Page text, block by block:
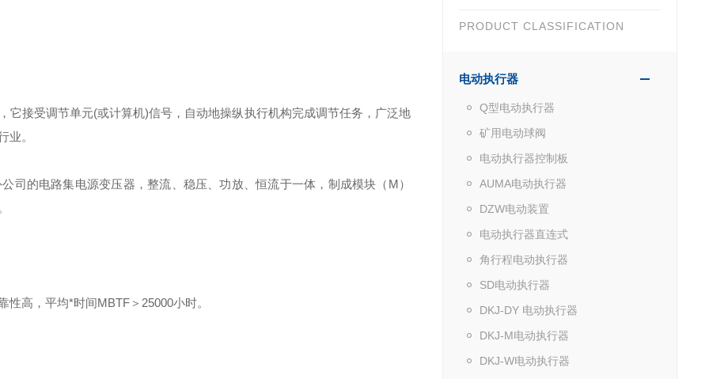
PRODUCT CLASSIFICATION
电动执行器
Q型电动执行器
矿用电动球阀
电动执行器控制板
AUMA电动执行器
DZW电动装置
电动执行器直连式
角行程电动执行器
SD电动执行器
DKJ-DY 电动执行器
DKJ-M电动执行器
DKJ-W电动执行器
它接受调节单元(或计算机)信号，自动地操纵执行机构完成调节任务，广泛地
业。
司的电路集电源变压器，整流、稳压、功放、恒流于一体，制成模块（M）
高，平均*时间MBTF＞25000小时。